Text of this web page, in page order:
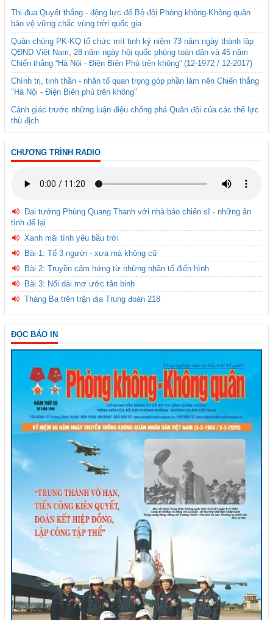
Thi đua Quyết thắng - động lực để Bộ đội Phòng không-Không quân
bảo vệ vững chắc vùng trời quốc gia
Quân chủng PK-KQ tổ chức mít tinh kỷ niệm 73 năm ngày thành lập
QĐND Việt Nam, 28 năm ngày hội quốc phòng toàn dân và 45 năm
Chiến thắng “Hà Nội - Điện Biên Phủ trên không” (12-1972 / 12-2017)
Chính trị, tinh thần - nhân tố quan trọng góp phần làm nên Chiến thắng
"Hà Nội - Điện Biên phủ trên không"
Cảnh giác trước những luận điệu chống phá Quân đội của các thế lực
thù địch
CHƯƠNG TRÌNH RADIO
Đại tướng Phùng Quang Thanh với nhà báo chiến sĩ - những ân
tình để lại
Xanh mãi tình yêu bầu trời
Bài 1: Tổ 3 người - xưa mà không cũ
Bài 2: Truyền cảm hứng từ những nhân tố điển hình
Bài 3: Nối dài mơ ước tân binh
Tháng Ba trên trận địa Trung đoàn 218
ĐỌC BÁO IN